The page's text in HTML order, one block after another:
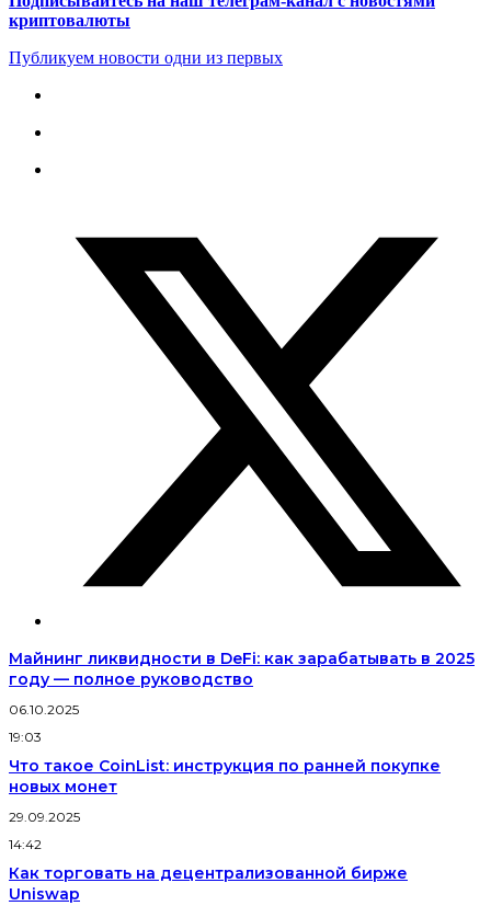
криптовалюты
Публикуем новости одни из первых
Майнинг ликвидности в DeFi: как зарабатывать в 2025
году — полное руководство
06.10.2025
19:03
Что такое CoinList: инструкция по ранней покупке
новых монет
29.09.2025
14:42
Как торговать на децентрализованной бирже
Uniswap